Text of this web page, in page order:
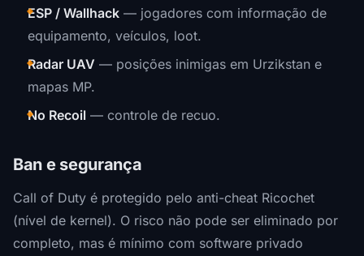
ESP / Wallhack — jogadores com informação de
equipamento, veículos, loot.
Radar UAV — posições inimigas em Urzikstan e
mapas MP.
No Recoil — controle de recuo.
Ban e segurança
Call of Duty é protegido pelo anti-cheat Ricochet
(nível de kernel). O risco não pode ser eliminado por
completo, mas é mínimo com software privado